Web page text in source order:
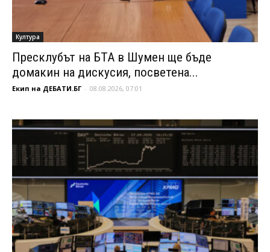
Култура
Пресклубът на БТА в Шумен ще бъде
домакин на дискусия, посветена...
Екип на ДЕБАТИ.БГ - 08.08.2026, 07:01